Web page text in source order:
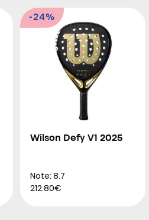
-24%
Wilson Defy V1 2025
Note: 8.7
212.80€